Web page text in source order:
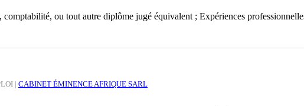
ou tout autre diplôme jugé équivalent ; Expériences
| CABINET ÉMINENCE AFRIQUE SARL